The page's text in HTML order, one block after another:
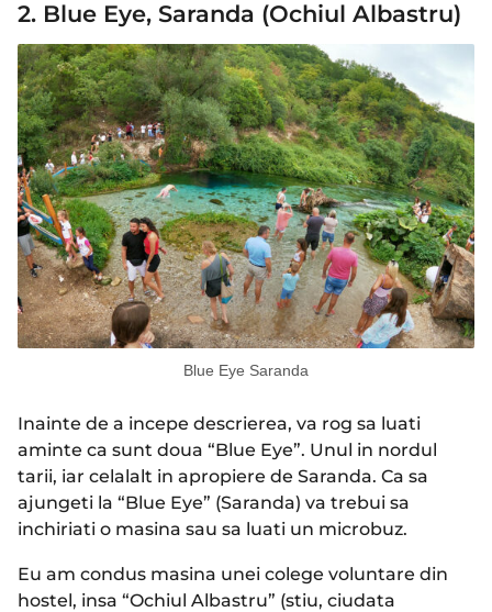
2. Blue Eye, Saranda (Ochiul Albastru)
Blue Eye Saranda
Inainte de a incepe descrierea, va rog sa luati
aminte ca sunt doua “Blue Eye”. Unul in nordul
tarii, iar celalalt in apropiere de Saranda. Ca sa
ajungeti la “Blue Eye” (Saranda) va trebui sa
inchiriati o masina sau sa luati un microbuz.
Eu am condus masina unei colege voluntare din
hostel, insa “Ochiul Albastru” (stiu, ciudata